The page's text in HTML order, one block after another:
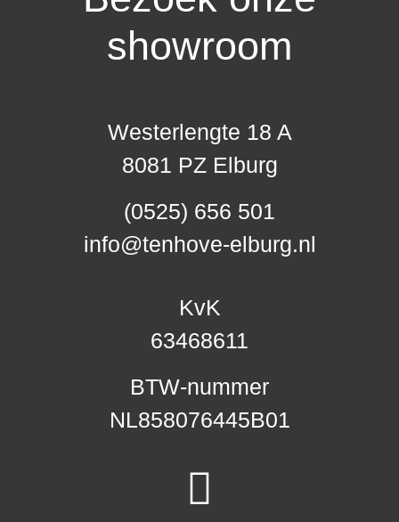
showroom
Westerlengte 18 A
8081 PZ Elburg
(0525) 656 501
info@tenhove-elburg.nl
KvK
63468611
BTW-nummer
NL858076445B01